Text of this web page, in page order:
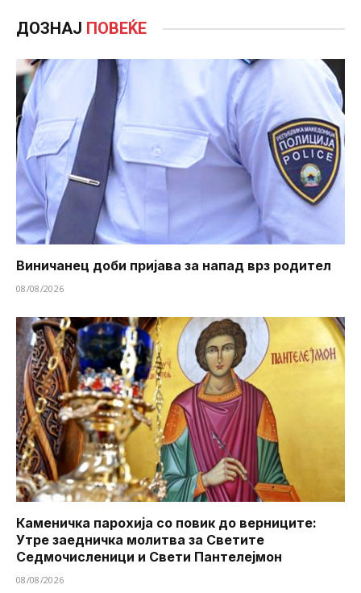
ДОЗНАЈ ПОВЕЌЕ
Виничанец доби пријава за напад врз родител
08/08/2026
Каменичка парохија со повик до верниците:
Утре заедничка молитва за Светите
Седмочисленици и Свети Пантелејмон
08/08/2026